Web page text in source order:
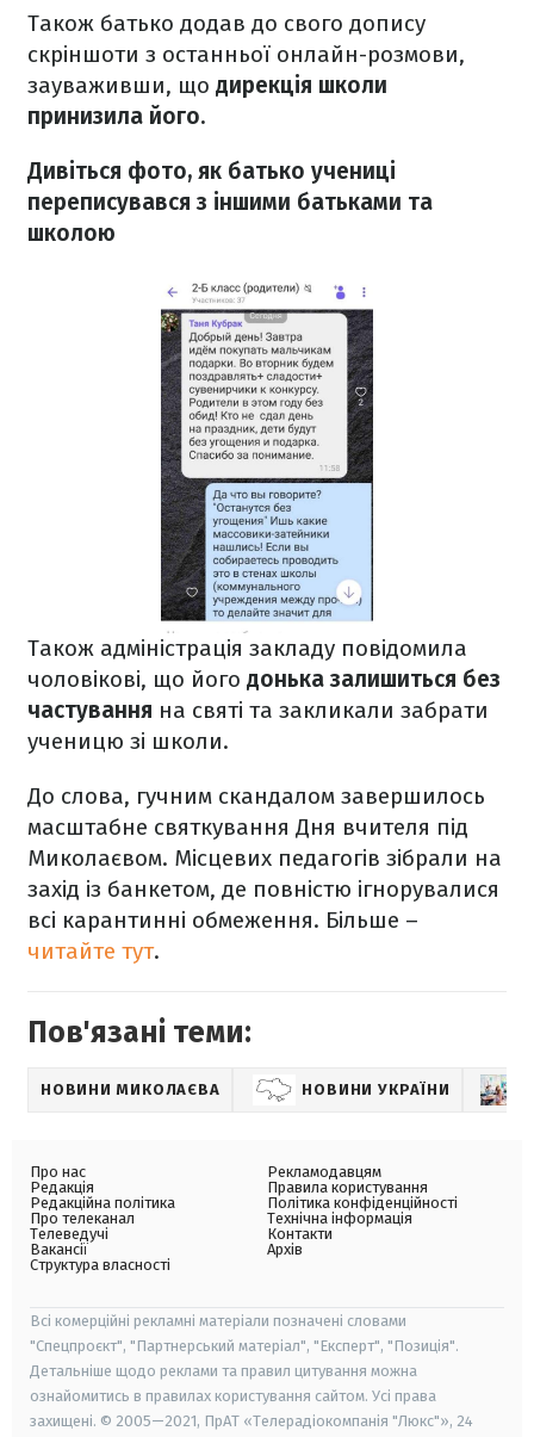
Також батько додав до свого допису
скріншоти з останньої онлайн-розмови,
зауваживши, що дирекція школи
принизила його.
Дивіться фото, як батько учениці
переписувався з іншими батьками та
школою
Також адміністрація закладу повідомила
чоловікові, що його донька залишиться без
частування на святі та закликали забрати
ученицю зі школи.
До слова, гучним скандалом завершилось
масштабне святкування Дня вчителя під
Миколаєвом. Місцевих педагогів зібрали на
захід із банкетом, де повністю ігнорувалися
всі карантинні обмеження. Більше –
читайте тут.
Пов'язані теми:
НОВИНИ МИКОЛАЄВА НОВИНИ УКРАЇНИ
Про нас
Редакція
Редакційна політика
Про телеканал
Телеведучі
Вакансії
Структура власності
Рекламодавцям
Правила користування
Політика конфіденційності
Технічна інформація
Контакти
Архів
Всі комерційні рекламні матеріали позначені словами
"Спецпроєкт", "Партнерський матеріал", "Експерт", "Позиція".
Детальніше щодо реклами та правил цитування можна
ознайомитись в правилах користування сайтом. Усі права
захищені. © 2005—2021, ПрАТ «Телерадіокомпанія "Люкс"», 24